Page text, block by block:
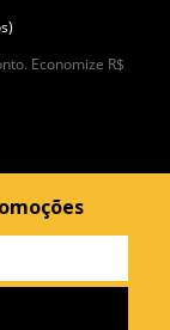
Economize R$